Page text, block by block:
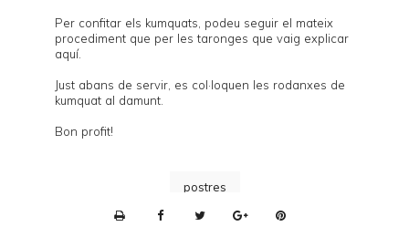
Per confitar els kumquats, podeu seguir el mateix
procediment que per les taronges que vaig explicar
aquí.
Just abans de servir, es col·loquen les rodanxes de
kumquat al damunt.
Bon profit!
postres